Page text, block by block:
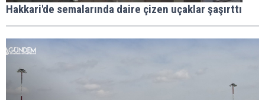
Hakkari'de semalarında daire çizen uçaklar şaşırttı